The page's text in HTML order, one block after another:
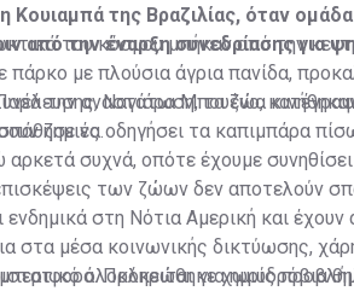
Κουιαμπά της Βραζιλίας, όταν
από την έναρξη συνεδρίασης για
του κόσμου μπήκαν από την
πάρκο με πλούσια άγρια πανίδα,
την αναστάτωση, τα ζώα
ζημιές.
Ναγιάρα Μπουένο,
να οδηγήσει τα καπιμπάρα
αρκετά συχνά, οπότε έχουμε
των ζώων δεν αποτελούν
ενδημικά στη Νότια Αμερική και
στα μέσα κοινωνικής δικτύωσης,
Πρόκειται για ημιυδρόβια
ολοκληρώθηκε χωρίς